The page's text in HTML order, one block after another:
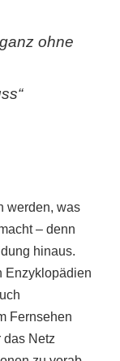
ohne
werden, was
– denn
hinaus.
Enzyklopädien
Fernsehen
das Netz